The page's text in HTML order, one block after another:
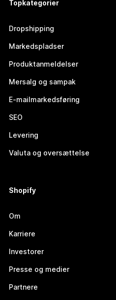
Topkategorier
Dropshipping
Markedspladser
Produktanmeldelser
Mersalg og sampak
E-mailmarkedsføring
SEO
Levering
Valuta og oversættelse
Shopify
Om
Karriere
Investorer
Presse og medier
Partnere